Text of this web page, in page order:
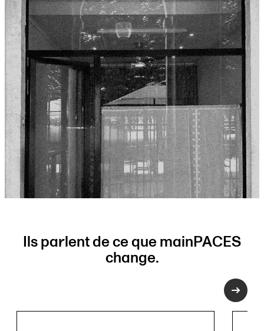
Ils parlent de ce que mainPACES
change.